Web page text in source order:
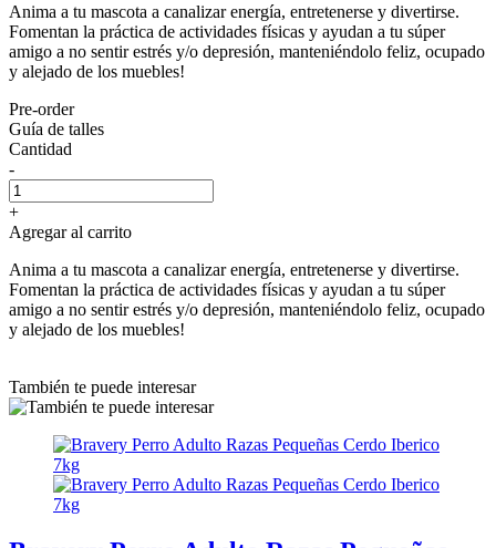
Anima a tu mascota a canalizar energía, entretenerse y divertirse.
Fomentan la práctica de actividades físicas y ayudan a tu súper
amigo a no sentir estrés y/o depresión, manteniéndolo feliz, ocupado
y alejado de los muebles!
Pre-order
Guía de talles
Cantidad
-
+
Agregar al carrito
Anima a tu mascota a canalizar energía, entretenerse y divertirse.
Fomentan la práctica de actividades físicas y ayudan a tu súper
amigo a no sentir estrés y/o depresión, manteniéndolo feliz, ocupado
y alejado de los muebles!
También te puede interesar